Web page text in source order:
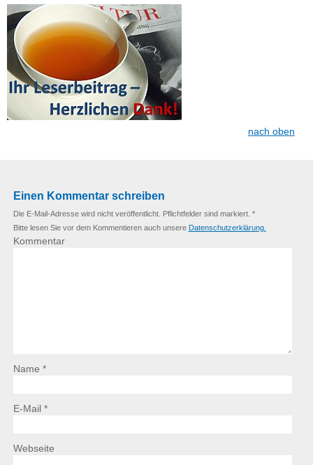
nach oben
Einen Kommentar schreiben
Die E-Mail-Adresse wird nicht veröffentlicht. Pflichtfelder sind markiert. *
Bitte lesen Sie vor dem Kommentieren auch unsere Datenschutzerklärung.
Kommentar
Name *
E-Mail *
Webseite